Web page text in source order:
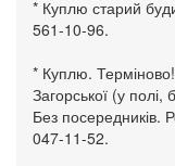
* Куплю старий
561-10-96.
* Куплю. Терміново!
Загорської (у
Без посередників.
047-11-52.